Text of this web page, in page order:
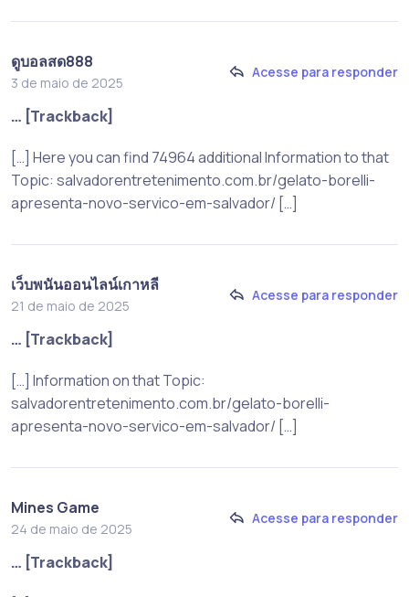
ดูบอลสด888
3 de maio de 2025
Acesse para responder
… [Trackback]
[…] Here you can find 74964 additional Information to that
Topic: salvadorentretenimento.com.br/gelato-borelli-
apresenta-novo-servico-em-salvador/ […]
เว็บพนันออนไลน์เกาหลี
21 de maio de 2025
Acesse para responder
… [Trackback]
[…] Information on that Topic:
salvadorentretenimento.com.br/gelato-borelli-
apresenta-novo-servico-em-salvador/ […]
Mines Game
24 de maio de 2025
Acesse para responder
… [Trackback]